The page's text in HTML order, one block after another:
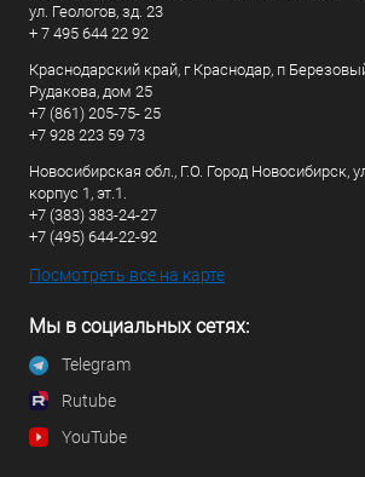
ул. Геологов, зд. 23
+ 7 495 644 22 92
Краснодарский край, г Краснодар, п
Рудакова, дом 25
+7 (861) 205-75- 25
+7 928 223 59 73
Новосибирская обл., Г.О. Город Новосибирск,
корпус 1, эт.1.
+7 (383) 383-24-27
+7 (495) 644-22-92
Посмотреть все на карте
Мы в социальных сетях:
Telegram
Rutube
YouTube